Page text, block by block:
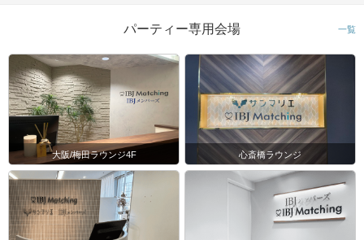
パーティー専用会場 一覧
大阪/梅田ラウンジ4F 心斎橋ラウンジ